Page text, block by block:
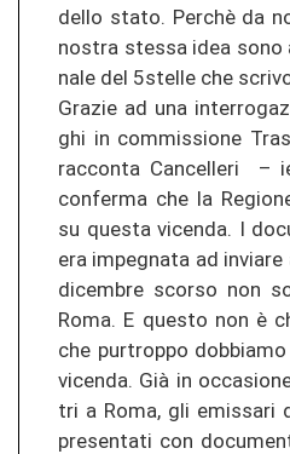
dello stato. Perchè da
nos­tra st­es­sa idea
na­le del 5stel­le che
Gra­zie ad una
ghi in com­mis­sio­ne
rac­con­ta Can­cel­le­ri –
con­fer­ma che la
su ques­ta vi­cen­da. I
era im­pe­g­na­ta ad
di­cem­bre scor­so non
Roma. E ques­to non è
che pur­trop­po
vi­cen­da. Già in
tri a Roma, gli emis­sa­ri
pre­sen­ta­ti con